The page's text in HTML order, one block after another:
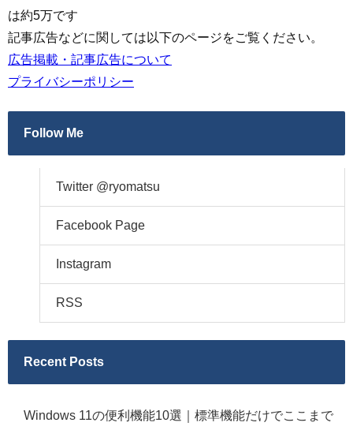
は約5万です
記事広告などに関しては以下のページをご覧ください。
広告掲載・記事広告について
プライバシーポリシー
Follow Me
Twitter @ryomatsu
Facebook Page
Instagram
RSS
Recent Posts
Windows 11の便利機能10選｜標準機能だけでここまで